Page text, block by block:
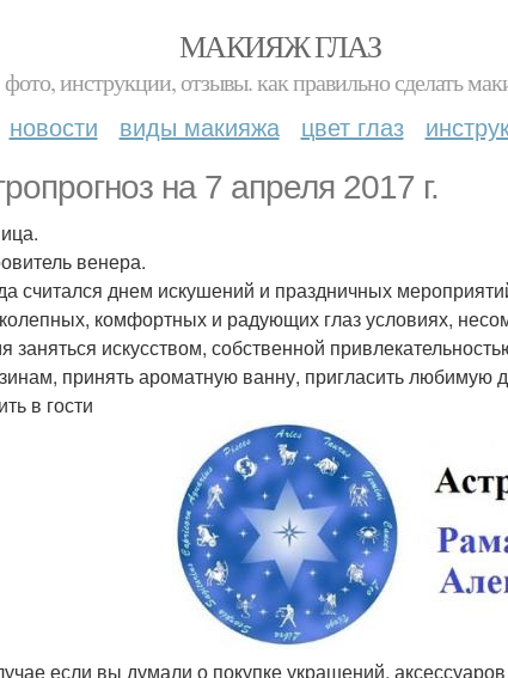
МАКИЯЖ ГЛАЗ
инструкции, отзывы. как правильно сделать
новости виды макияжа цвет глаз
на 7 апреля 2017 г.
венера.
считался днем искушений и праздничных
комфортных и радующих глаз условиях,
заняться искусством, собственной
принять ароматную ванну, пригласить любимую
в гости
если вы думали о покупке украшений,